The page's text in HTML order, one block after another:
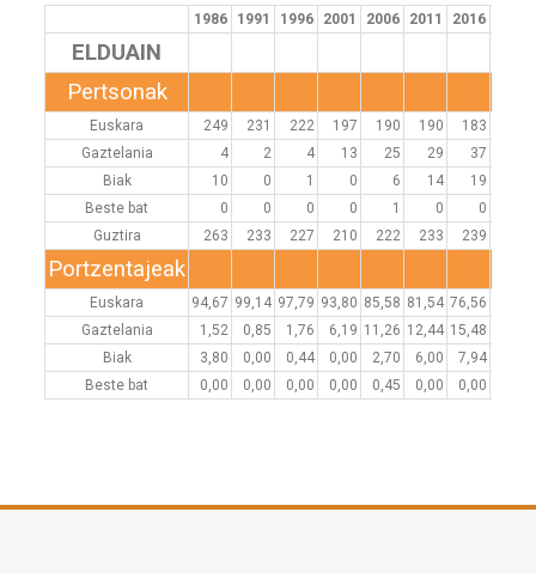
1986 1991 1996 2001 2006 2011 2016
ELDUAIN
Pertsonak
Euskara 249 231 222 197 190 190 183
Gaztelania
4 2 4 13 25 29 37
Biak
10 0 1 0 6 14 19
Beste bat
0 0 0 0 1 0 0
Guztira
263 233 227 210 222 233 239
Portzentajeak
Euskara 94,67 99,14 97,79 93,80 85,58 81,54 76,56
Gaztelania
1,52 0,85 1,76 6,19 11,26 12,44 15,48
Biak
3,80 0,00 0,44 0,00 2,70 6,00 7,94
Beste bat
0,00 0,00 0,00 0,00 0,45 0,00 0,00